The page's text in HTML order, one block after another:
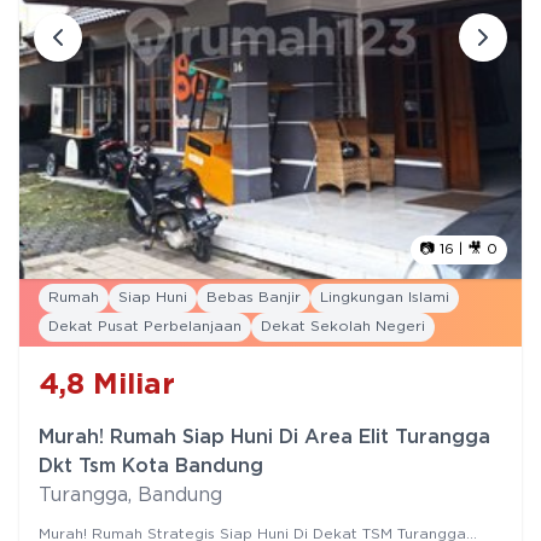
📷 16 | 🎥 0
Rumah Siap Huni Bebas Banjir Lingkungan Islami
Dekat Pusat Perbelanjaan Dekat Sekolah Negeri
4,8 Miliar
Murah! Rumah Siap Huni Di Area Elit Turangga
Dkt Tsm Kota Bandung
Turangga, Bandung
Murah! Rumah Strategis Siap Huni Di Dekat TSM Turangga